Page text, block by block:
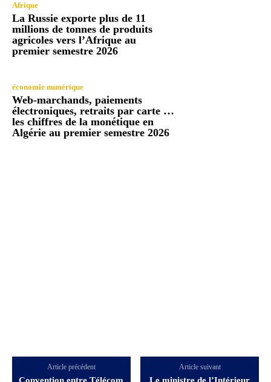
Afrique
La Russie exporte plus de 11
millions de tonnes de produits
agricoles vers l’Afrique au
premier semestre 2026
économie numérique
Web-marchands, paiements
électroniques, retraits par carte …
les chiffres de la monétique en
Algérie au premier semestre 2026
Article précédent
Convention entre Télécom
Article suivant
Le ministre de l’Intérieur